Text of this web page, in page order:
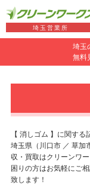
埼玉
無料
埼玉営業所
【 消しゴム 】に関する
埼玉県（川口市 ／ 草加
収・買取はクリーンワ
困りの方はお気軽にご
致します！